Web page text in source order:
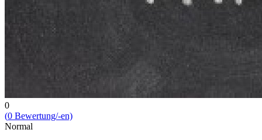
0
(0 Bewert­ung/-en)
Normal